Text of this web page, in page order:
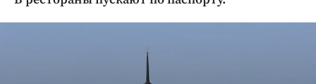
Криминал
Недвижимость и ЖКХ